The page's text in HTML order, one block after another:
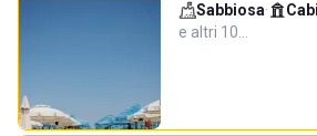
Sabbiosa·
e altri 10…